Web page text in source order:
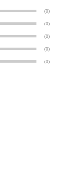
(0)
(0)
(0)
(0)
(0)